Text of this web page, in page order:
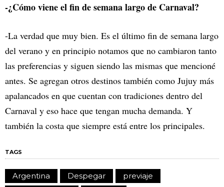
-¿Cómo viene el fin de semana largo de Carnaval?
-La verdad que muy bien. Es el último fin de semana largo
del verano y en principio notamos que no cambiaron tanto
las preferencias y siguen siendo las mismas que mencioné
antes. Se agregan otros destinos también como Jujuy más
apalancados en que cuentan con tradiciones dentro del
Carnaval y eso hace que tengan mucha demanda. Y
también la costa que siempre está entre los principales.
TAGS
Argentina Despegar
previaje